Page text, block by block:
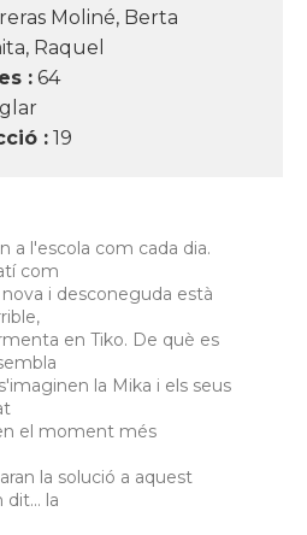
Moliné, Berta
Raquel
: 64
: 19
a l'escola com cada dia.
com
i desconeguda està
en Tiko. De què es
la Mika i els seus
el moment més
la solució a aquest
dit… la